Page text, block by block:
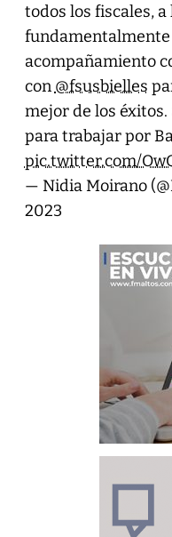
todos los fiscales, a
acompañamiento
con @fsusbielles
mejor de los
para trabajar por
pic.twitter.com/
— Nidia Moirano
2023